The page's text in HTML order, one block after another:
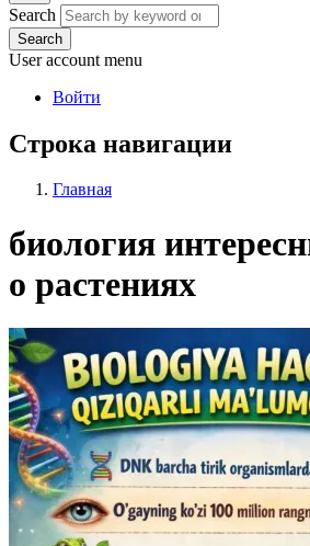
Search
Search
User account menu
Войти
Строка навигации
Главная
биология
о растениях